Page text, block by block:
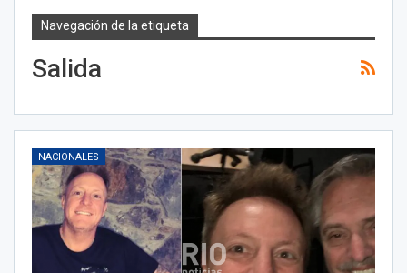
Navegación de la etiqueta
Salida
NACIONALES